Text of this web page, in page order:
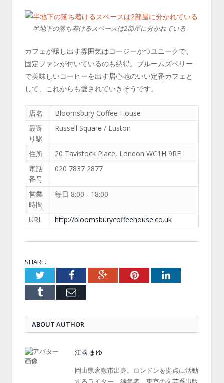
半地下の落ち着けるスペースは2部屋に分かれている
カフェが醸し出す雰囲気はコージーかつユニークで、
固定ファンが付いているのも納得。ブルームズベリー
で美味しいコーヒーを出す居心地のいい定番カフェと
して、これからも愛されていきそうです。
店名
Bloomsbury Coffee House
最寄
り駅
Russell Square / Euston
住所
20 Tavistock Place, London WC1H 9RE
電話
番号
020 7837 2877
営業
時間
毎日 8:00 - 18:00
URL http://bloomsburycoffeehouse.co.uk
SHARE.
TwitterFacebookGoogle+PinterestLinkedIn
Tumblr Email
ABOUT AUTHOR
江國 まゆ
岡山県倉敷市出身。ロンドンを拠点に活動